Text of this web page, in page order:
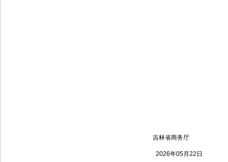
吉林省商务厅
2026年05月 22 日